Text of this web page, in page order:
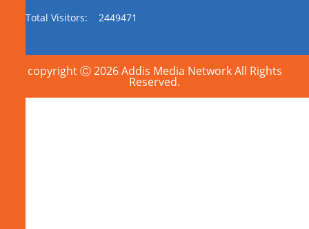
Total Visitors: 2449471
copyright Ⓒ 2026 Addis Media Network All Rights
Reserved.